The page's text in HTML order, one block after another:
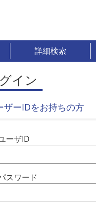
詳細検索
イン
ザーIDをお持ちの方
ーザID
スワード